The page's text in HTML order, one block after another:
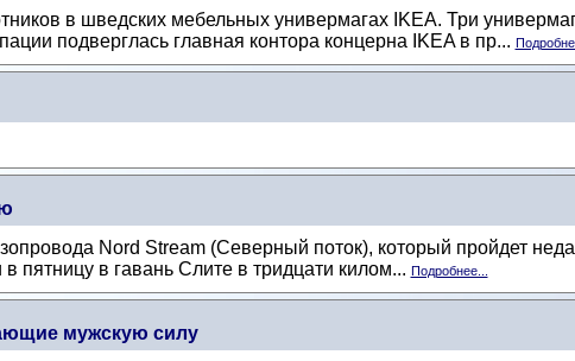
в шведских мебельных универмагах IKEA. Три
подверглась главная контора концерна IKEA в пр...
Nord Stream (Северный поток), который пройдет
пятницу в гавань Слите в тридцати килом... Подробнее...
мужскую силу